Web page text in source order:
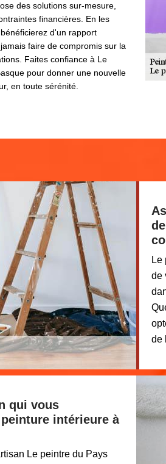
des solutions sur-mesure,
financières. En les
d'un rapport
faire de compromis sur la
Faites confiance à Le
pour donner une nouvelle
en toute sérénité.
Le
de
de
qui vous
intérieure à
Le peintre du Pays